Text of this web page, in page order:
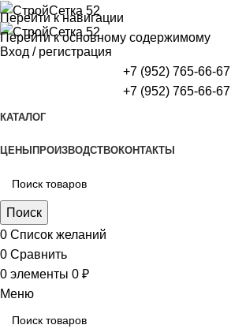
Перейти к навигации
Перейти к основному содержимому
Вход / регистрация
+7 (952) 765-66-67
+7 (952) 765-66-67
КАТАЛОГ
ЦЕНЫПРОИЗВОДСТВОКОНТАКТЫ
Поиск
0 Список желаний
0 Сравнить
0 элементы 0 ₽
Меню